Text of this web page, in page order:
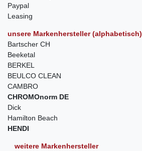
Paypal
Leasing
unsere Markenhersteller (alphabetisch)
Bartscher CH
Beeketal
BERKEL
BEULCO CLEAN
CAMBRO
CHROMOnorm DE
Dick
Hamilton Beach
HENDI
weitere Markenhersteller